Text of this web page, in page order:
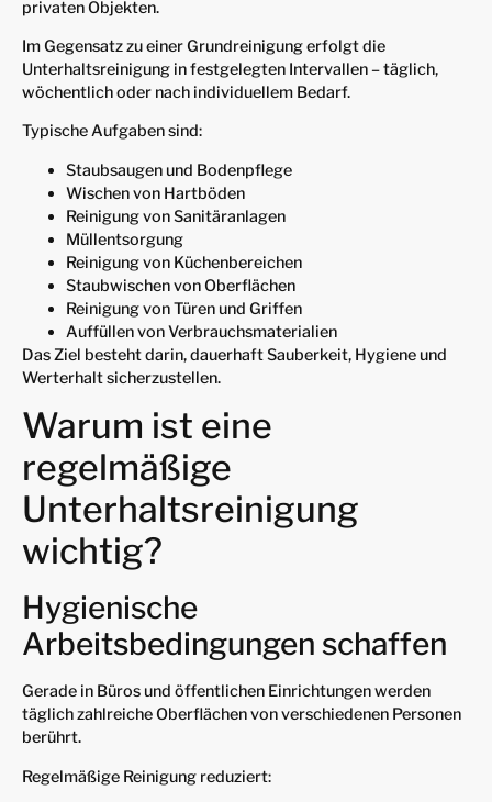
privaten Objekten.
Im Gegensatz zu einer Grundreinigung erfolgt die
Unterhaltsreinigung in festgelegten Intervallen – täglich,
wöchentlich oder nach individuellem Bedarf.
Typische Aufgaben sind:
Staubsaugen und Bodenpflege
Wischen von Hartböden
Reinigung von Sanitäranlagen
Müllentsorgung
Reinigung von Küchenbereichen
Staubwischen von Oberflächen
Reinigung von Türen und Griffen
Auffüllen von Verbrauchsmaterialien
Das Ziel besteht darin, dauerhaft Sauberkeit, Hygiene und
Werterhalt sicherzustellen.
Warum ist eine
regelmäßige
Unterhaltsreinigung
wichtig?
Hygienische
Arbeitsbedingungen schaffen
Gerade in Büros und öffentlichen Einrichtungen werden
täglich zahlreiche Oberflächen von verschiedenen Personen
berührt.
Regelmäßige Reinigung reduziert: